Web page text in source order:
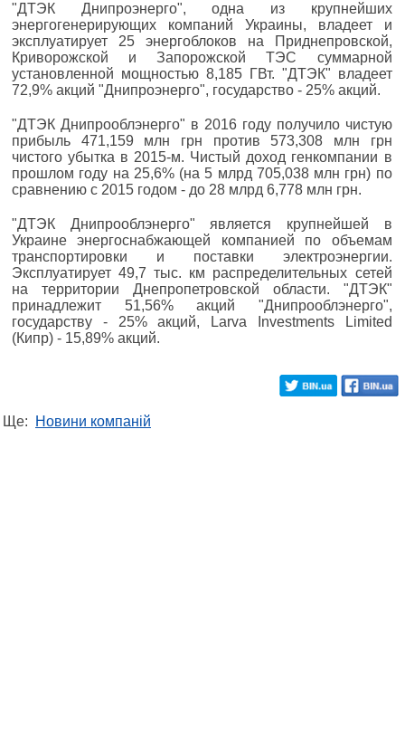
"ДТЭК Днипроэнерго", одна из крупнейших
энергогенерирующих компаний Украины, владеет и
эксплуатирует 25 энергоблоков на Приднепровской,
Криворожской и Запорожской ТЭС суммарной
установленной мощностью 8,185 ГВт. "ДТЭК" владеет
72,9% акций "Днипроэнерго", государство - 25% акций.
"ДТЭК Днипрооблэнерго" в 2016 году получило чистую
прибыль 471,159 млн грн против 573,308 млн грн
чистого убытка в 2015-м. Чистый доход генкомпании в
прошлом году на 25,6% (на 5 млрд 705,038 млн грн) по
сравнению с 2015 годом - до 28 млрд 6,778 млн грн.
"ДТЭК Днипрооблэнерго" является крупнейшей в
Украине энергоснабжающей компанией по объемам
транспортировки и поставки электроэнергии.
Эксплуатирует 49,7 тыс. км распределительных сетей
на территории Днепропетровской области. "ДТЭК"
принадлежит 51,56% акций "Днипрооблэнерго",
государству - 25% акций, Larva Investments Limited
(Кипр) - 15,89% акций.
Ще: Новини компаній